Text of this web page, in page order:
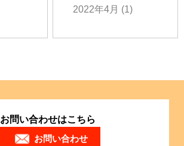
2022年4月 (1)
お問い合わせはこちら
お問い合わせ